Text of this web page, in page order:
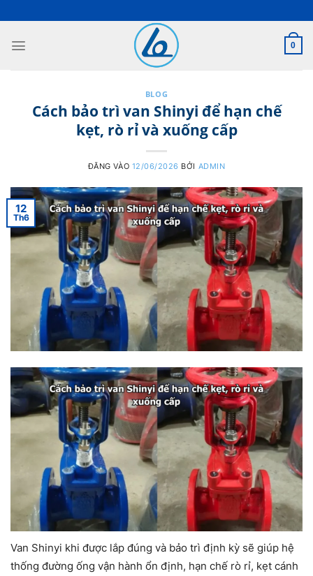
nội
0
BLOG
Cách bảo trì van Shinyi để hạn chế
kẹt, rò rỉ và xuống cấp
ĐĂNG VÀO 12/06/2026 BỞI ADMIN
12
Th6
Van Shinyi khi được lắp đúng và bảo trì định kỳ sẽ giúp hệ
thống đường ống vận hành ổn định, hạn chế rò rỉ, kẹt cánh